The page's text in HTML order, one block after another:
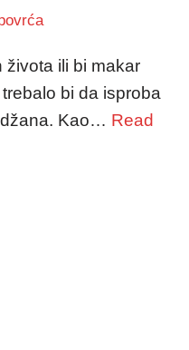
ili bi makar
bi da isproba
Kao… Read